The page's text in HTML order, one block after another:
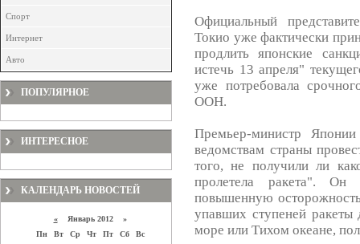
Спорт
Интернет
Авто
ПОПУЛЯРНОЕ
ИНТЕРЕСНОЕ
КАЛЕНДАРЬ НОВОСТЕЙ
«Январь 2012 »
Пн
Вт Ср Чт Пт Сб
Вс
Официальный
Токио уже фактически
продлить японские
истечь 13 апреля"
уже потребовала
ООН.
Премьер-министр
ведомствам страны
того, не получили ли
пролетела ракета". Он
повышенную
упавших ступеней
море или Тихом океане,